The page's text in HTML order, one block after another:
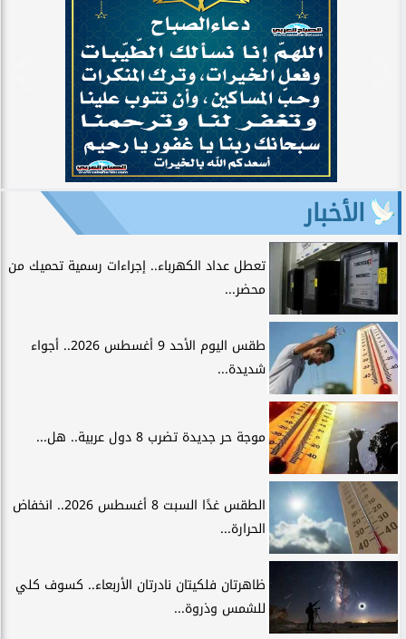
الأخبار
تعطل عداد الكهرباء.. إجراءات رسمية تحميك من
محضر...
طقس اليوم الأحد 9 أغسطس 2026.. أجواء
شديدة...
موجة حر جديدة تضرب 8 دول عربية.. هل...
الطقس غدًا السبت 8 أغسطس 2026.. انخفاض
الحرارة...
ظاهرتان فلكيتان نادرتان الأربعاء.. كسوف كلي
للشمس وذروة...